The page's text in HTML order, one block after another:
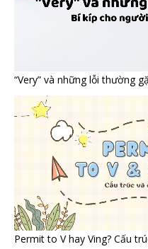
“Very” và những lỗi thường
Permit to V hay Ving? Cấu